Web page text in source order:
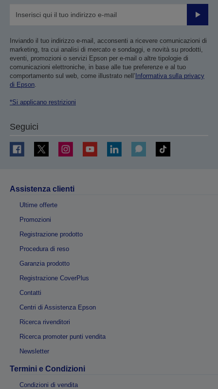
Invia
Inviando il tuo indirizzo e-mail, acconsenti a ricevere comunicazioni di
marketing, tra cui analisi di mercato e sondaggi, e novità su prodotti,
eventi, promozioni o servizi Epson per e-mail o altre tipologie di
comunicazioni elettroniche, in base alle tue preferenze e al tuo
comportamento sul web, come illustrato nell’ Informativa sulla privacy
di Epson.
*Si applicano restrizioni
Seguici
Assistenza clienti
Ultime offerte
Promozioni
Registrazione prodotto
Procedura di reso
Garanzia prodotto
Registrazione CoverPlus
Contatti
Centri di Assistenza Epson
Ricerca rivenditori
Ricerca promoter punti vendita
Newsletter
Termini e Condizioni
Condizioni di vendita